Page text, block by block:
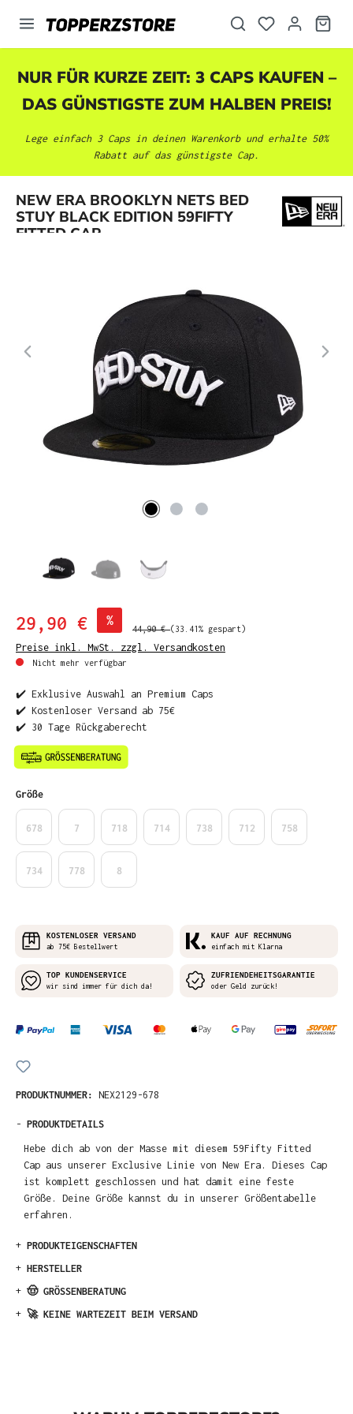
springen
NUR FÜR KURZE ZEIT: 3 CAPS KAUFEN –
DAS GÜNSTIGSTE ZUM HALBEN PREIS!
Lege einfach 3 Caps in deinen Warenkorb und erhalte 50%
Rabatt auf das günstigste Cap.
NEW ERA BROOKLYN NETS BED
STUY BLACK EDITION 59FIFTY
FITTED CAP
Bildergalerie überspringen
29,90 € %
44,90 €(33.41% gespart)
Preise inkl. MwSt. zzgl. Versandkosten
Nicht mehr verfügbar
✔️ Exklusive Auswahl an Premium Caps
✔️ Kostenloser Versand ab 75€
✔️ 30 Tage Rückgaberecht
Größeauswählen
678 7 718 714 738 712 758
734 778 8
KOSTENLOSER VERSAND
ab 75€ Bestellwert
KAUF AUF RECHNUNG
einfach mit Klarna
TOP KUNDENSERVICE
wir sind immer für dich da!
ZUFRIENDEHEITSGARANTIE
oder Geld zurück!
PRODUKTNUMMER: NEX2129-678
- PRODUKTDETAILS
Hebe dich ab von der Masse mit diesem 59Fifty Fitted
Cap aus unserer Exclusive Linie von New Era. Dieses Cap
ist komplett geschlossen und hat damit eine feste
Größe. Deine Größe kannst du in unserer Größentabelle
erfahren.
+ PRODUKTEIGENSCHAFTEN
+ HERSTELLER
+ 🤠 GRÖSSENBERATUNG
+ 🚀 KEINE WARTEZEIT BEIM VERSAND